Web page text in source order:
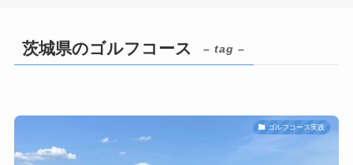
茨城県のゴルフコース – tag –
ゴルフコース実践